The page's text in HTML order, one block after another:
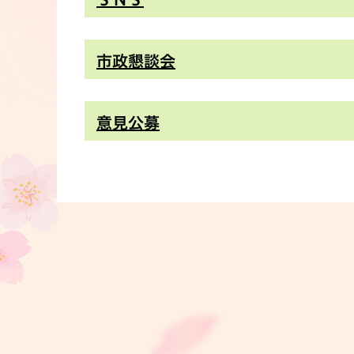
市政懇談会
意見公募